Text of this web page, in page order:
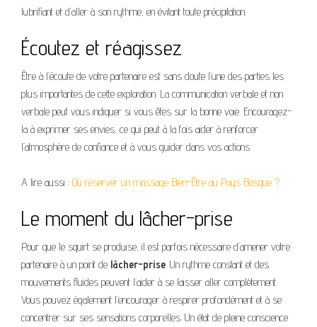
lubrifiant et d’aller à son rythme, en évitant toute précipitation.
Écoutez et réagissez
Être à l’écoute de votre partenaire est sans doute l’une des parties les
plus importantes de cette exploration. La communication verbale et non
verbale peut vous indiquer si vous êtes sur la bonne voie. Encouragez-
la à exprimer ses envies, ce qui peut à la fois aider à renforcer
l’atmosphère de confiance et à vous guider dans vos actions.
A lire aussi : Où réserver un massage Bien-Être au Pays Basque ?
Le moment du lâcher-prise
Pour que le squirt se produise, il est parfois nécessaire d’amener votre
partenaire à un point de lâcher-prise. Un rythme constant et des
mouvements fluides peuvent l’aider à se laisser aller complètement.
Vous pouvez également l’encourager à respirer profondément et à se
concentrer sur ses sensations corporelles. Un état de pleine conscience